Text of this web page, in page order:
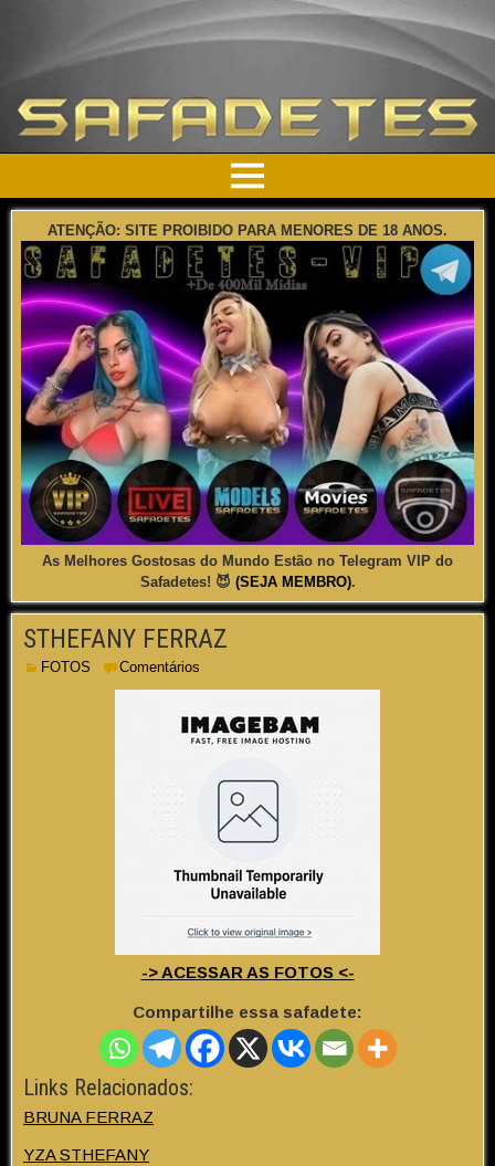
ATENÇÃO: SITE PROIBIDO PARA MENORES DE 18 ANOS.
As Melhores Gostosas do Mundo Estão no Telegram VIP do
Safadetes! 😈 (SEJA MEMBRO).
STHEFANY FERRAZ
FOTOS Comentários
-> ACESSAR AS FOTOS <-
Compartilhe essa safadete:
Links Relacionados:
BRUNA FERRAZ
YZA STHEFANY